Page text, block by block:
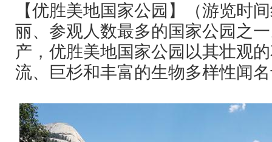
【优胜美地国家公园】（游览时
丽、参观人数最多的国家公园之
产，优胜美地国家公园以其壮观
流、巨杉和丰富的生物多样性闻